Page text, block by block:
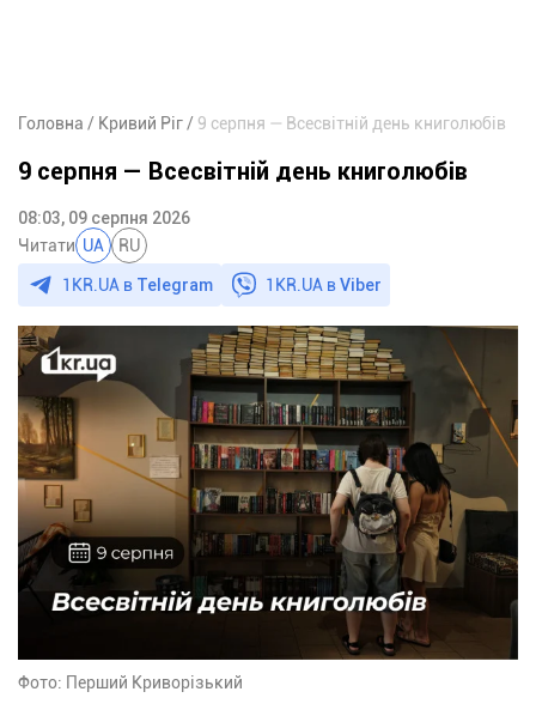
Головна Кривий Ріг 9 серпня — Всесвітній день книголюбів
9 серпня — Всесвітній день книголюбів
08:03, 09 серпня 2026
Читати UA RU
1KR.UA в Telegram 1KR.UA вViber
Фото: Перший Криворізький